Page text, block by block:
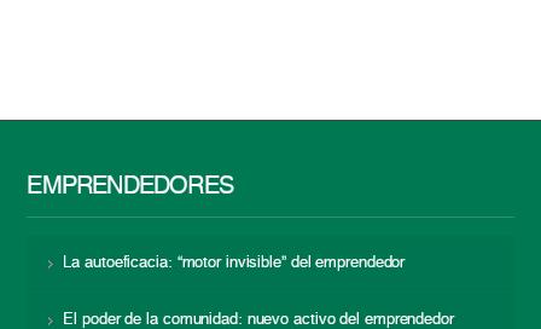
EMPRENDEDORES
La autoeficacia: “motor invisible” del emprendedor
El poder de la comunidad: nuevo activo del emprendedor